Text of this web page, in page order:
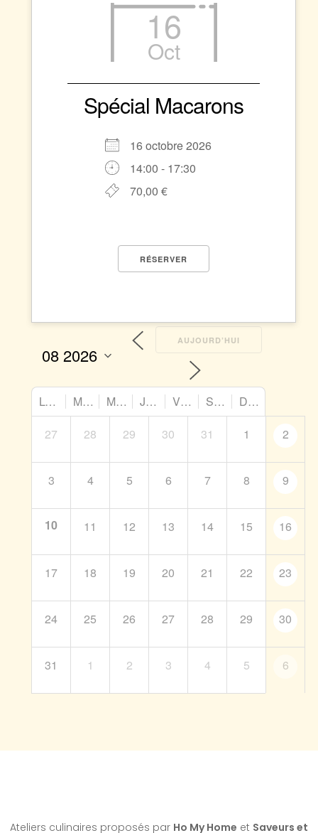
16
Oct
Spécial Macarons
16 octobre 2026
14:00 - 17:30
70,00 €
RÉSERVER
AUJOURD’HUI
LUN MAR MER JEU VEN SAM
DIM
27
28 29 30 31 1 2
3 4 5 6 7 8 9
10 11 12 13 14 15 16
17 18 19 20 21 22 23
24 25 26 27 28 29 30
31 1 2 3 4 5 6
Ateliers culinaires proposés par Ho My Home et Saveurs et